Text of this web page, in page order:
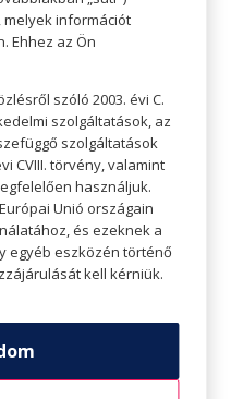
időt arra,
vessék. Mások
őket, mert félnek
félni tőle. Tény az is,
melyek információt
Ehhez az Ön
szóló 2003. évi C.
szolgáltatások, az
szolgáltatások
CVIII. törvény, valamint
használjuk.
Unió országain
és ezeknek a
egyéb eszközén történő
kell kérniük.